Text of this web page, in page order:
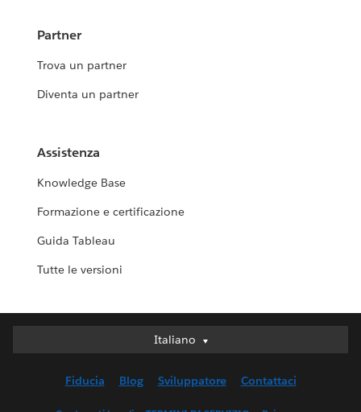
Partner
Trova un partner
Diventa un partner
Assistenza
Knowledge Base
Formazione e certificazione
Guida Tableau
Tutte le versioni
Italiano
Deutsch
English (US)
Fiducia Blog Sviluppatore Contattaci